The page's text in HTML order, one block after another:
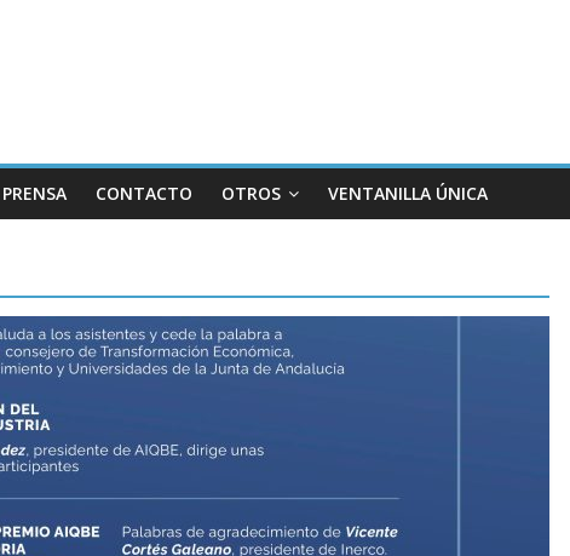
PRENSA CONTACTO OTROS VENTANILLA ÚNICA